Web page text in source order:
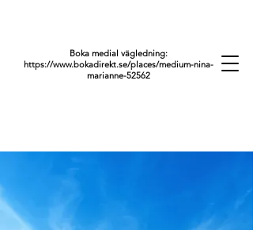
Boka medial vägledning:
https://www.bokadirekt.se/places/medium-nina-
marianne-52562